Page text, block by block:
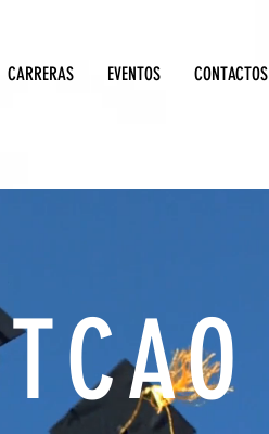
CARRERAS EVENTOS CONTACTOS